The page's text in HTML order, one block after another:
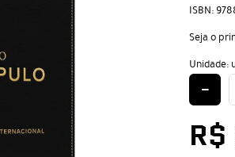
ISBN:
Seja o
Unidade: